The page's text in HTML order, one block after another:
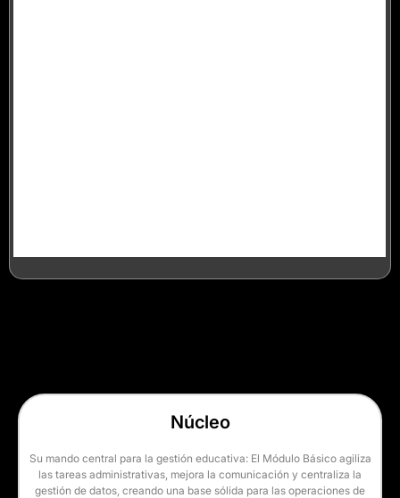
Núcleo
Su mando central para la gestión educativa: El Módulo Básico agiliza
las tareas administrativas, mejora la comunicación y centraliza la
gestión de datos, creando una base sólida para las operaciones de